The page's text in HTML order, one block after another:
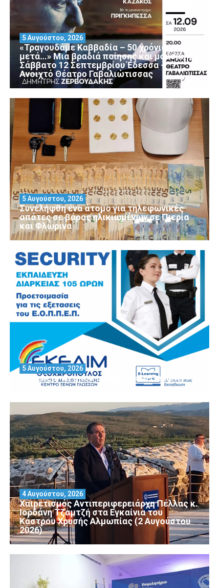
«Τραγουδάμε Καββαδία – 50 χρόνια
μετά…» Μια βραδιά ποίησης και μουσικής
Σάββατο 12 Σεπτεμβρίου Έδεσσα –
Ανοιχτό Θέατρο Γαβαλιώτισσας
5 Αυγούστου, 2026
Συνελήφθη ένα άτομο για τηλεφωνικές
απάτες σε βάρος ηλικιωμένων σε Πιερία
και Φλώρινα
5 Αυγούστου, 2026
Θέλεις να αποκτήσεις άδεια Security?
5 Αυγούστου, 2026
Χαιρετισμός Αντιπεριφερειάρχη Πέλλας κ.
Ιορδάνη Τζαμτζή στα Εγκαίνια του
Κάστρου Χρυσής Αλμωπίας (2 Αυγούστου
2026)
4 Αυγούστου, 2026